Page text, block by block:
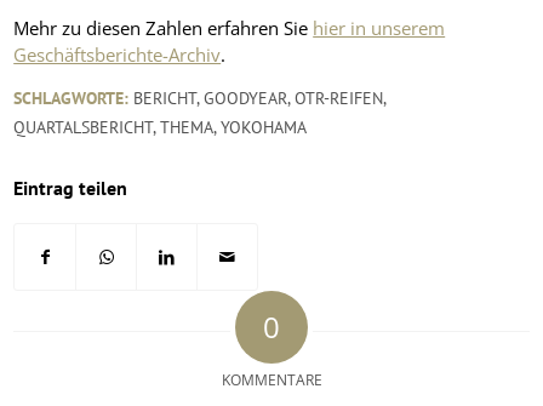
Mehr zu diesen Zahlen erfahren Sie hier in unserem
Geschäftsberichte-Archiv.
SCHLAGWORTE: BERICHT,GOODYEAR,OTR-REIFEN,
QUARTALSBERICHT,THEMA,YOKOHAMA
Eintrag teilen
0
KOMMENTARE